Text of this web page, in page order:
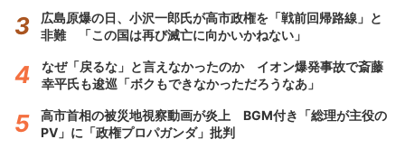
広島原爆の日、小沢一郎氏が高市政権を「戦前回帰路線」と
非難 「この国は再び滅亡に向かいかねない」
なぜ「戻るな」と言えなかったのか イオン爆発事故で斎藤
幸平氏も逡巡「ボクもできなかっただろうなあ」
高市首相の被災地視察動画が炎上 BGM付き「総理が主役の
PV」に「政権プロパガンダ」批判